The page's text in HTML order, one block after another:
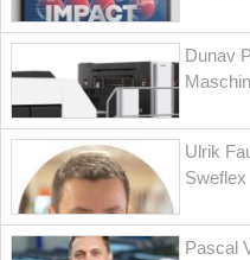
Dunav
Ulrik
Sweflex
Pascal